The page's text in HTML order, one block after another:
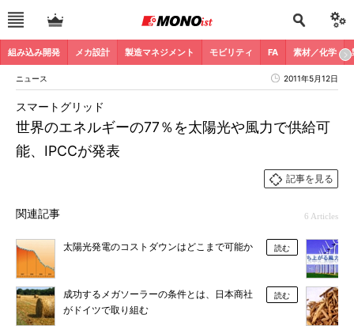
組み込み開発 メカ設計 製造マネジメント モビリティ FA 素材／化学
ニュース 2011年5月12日
世界のエネルギーの77％を太陽光や風力で供給可
能、IPCCが発表
スマートグリッド
記事を見る
関連記事 6 Articles
太陽光発電のコストダウンはどこまで可能か 読む
成功するメガソーラーの条件とは、日本商社
がドイツで取り組む
読む